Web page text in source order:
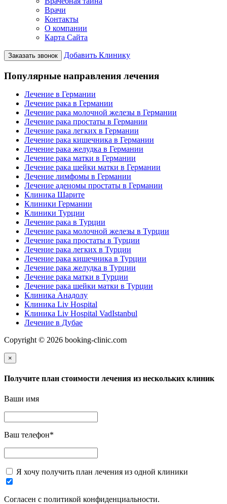
Врачи
Контакты
О компании
Карта Сайта
Заказать звонок Добавить Клинику
Популярные направления лечения
Лечение в Германии
Лечение рака в Германии
Лечение рака молочной железы в Германии
Лечение рака простаты в Германии
Лечение рака легких в Германии
Лечение рака кишечника в Германии
Лечение рака желудка в Германии
Лечение рака матки в Германии
Лечение рака шейки матки в Германии
Лечение лимфомы в Германии
Лечение аденомы простаты в Германии
Клиника Шарите
Клиники Германии
Клиники Турции
Лечение рака в Турции
Лечение рака молочной железы в Турции
Лечение рака простаты в Турции
Лечение рака легких в Турции
Лечение рака кишечника в Турции
Лечение рака желудка в Турции
Лечение рака матки в Турции
Лечение рака шейки матки в Турции
Клиника Анадолу
Клиника Liv Hospital
Клиника Liv Hospital VadIstanbul
Лечение в Дубае
Copyright © 2026 booking-clinic.com
×
Получите план стоимости лечения из нескольких клиник
Ваши имя
Ваш телефон*
Я хочу получить план лечения из одной клиники
Согласен с политикой конфиденциальности.